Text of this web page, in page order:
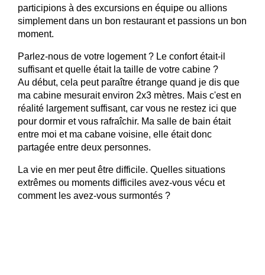
participions à des excursions en équipe ou allions
simplement dans un bon restaurant et passions un bon
moment.
Parlez-nous de votre logement ? Le confort était-il
suffisant et quelle était la taille de votre cabine ?
Au début, cela peut paraître étrange quand je dis que
ma cabine mesurait environ 2x3 mètres. Mais c'est en
réalité largement suffisant, car vous ne restez ici que
pour dormir et vous rafraîchir. Ma salle de bain était
entre moi et ma cabane voisine, elle était donc
partagée entre deux personnes.
La vie en mer peut être difficile. Quelles situations
extrêmes ou moments difficiles avez-vous vécu et
comment les avez-vous surmontés ?